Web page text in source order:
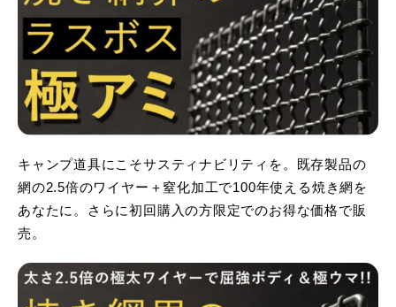
キャンプ道具にこそサスティナビリティを。既存製品の
網の2.5倍のワイヤー＋窒化加工で100年使える焼き網を
あなたに。さらに初回購入の方限定でのお得な価格で販
売。